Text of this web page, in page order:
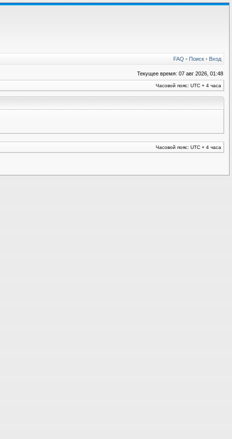
FAQ • Поиск • Вход
Текущее время: 07 авг 2026, 01:48
Часовой пояс: UTC + 4 часа
Часовой пояс: UTC + 4 часа